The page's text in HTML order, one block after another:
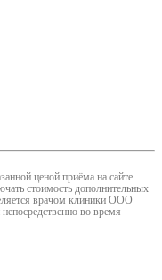
ценой приёма на сайте.
стоимость дополнительных
врачом клиники ООО
во время